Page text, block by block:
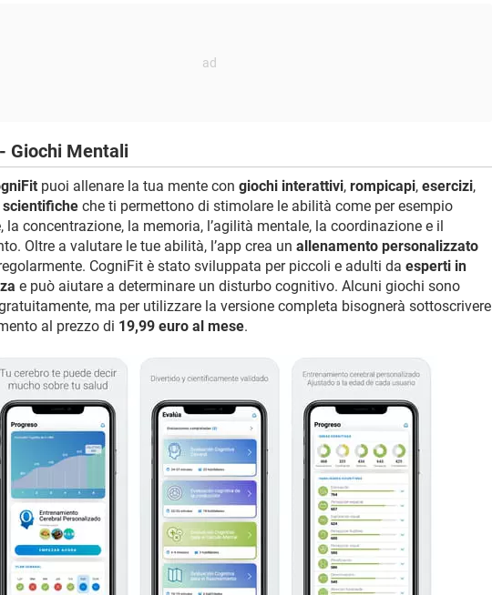
Giochi Mentali
puoi allenare la tua mente con giochi interattivi, rompicapi, esercizi,
che ti permettono di stimolare le abilità come per esempio
la concentrazione, la memoria, l’agilità mentale, la coordinazione e il
Oltre a valutare le tue abilità, l’app crea un allenamento personalizzato
CogniFit è stato sviluppata per piccoli e adulti da esperti in
e può aiutare a determinare un disturbo cognitivo. Alcuni giochi sono
ma per utilizzare la versione completa bisognerà sottoscrivere
al prezzo di 19,99 euro al mese.